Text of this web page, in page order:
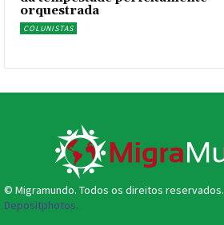
orquestrada
COLUNISTAS
© Migramundo. Todos os direitos reservados.
Depositphotos.